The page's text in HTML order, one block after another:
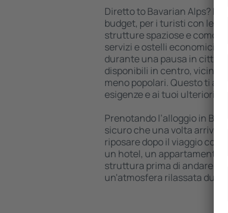
Diretto to Bavarian Alps?
budget, per i turisti con le
strutture spaziose e
servizi e ostelli economici
durante una pausa in città.
disponibili in centro, vicino
meno popolari. Questo ti
esigenze e ai tuoi ulteriori
Prenotando l’alloggio in
sicuro che una volta
riposare dopo il viaggio con
un hotel, un appartamento
struttura prima di andare to
un'atmosfera rilassata